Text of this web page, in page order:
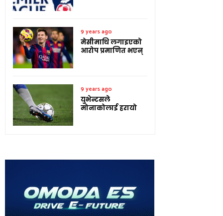
9 years ago
मेसीमाथि लगाइएको
आरोप प्रमाणित भएन्
9 years ago
युभेन्टसले
मोनाकोलाई हरायो